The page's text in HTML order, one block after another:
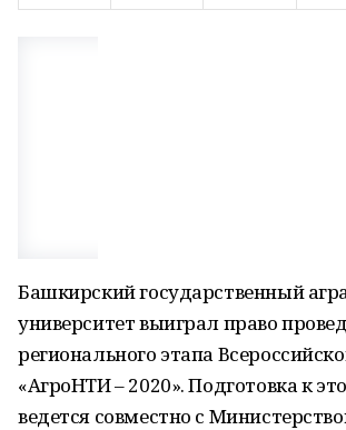
Башкирский государственный
университет выиграл право
регионального этапа
«АгроНТИ – 2020». Подготовка к
ведется совместно с